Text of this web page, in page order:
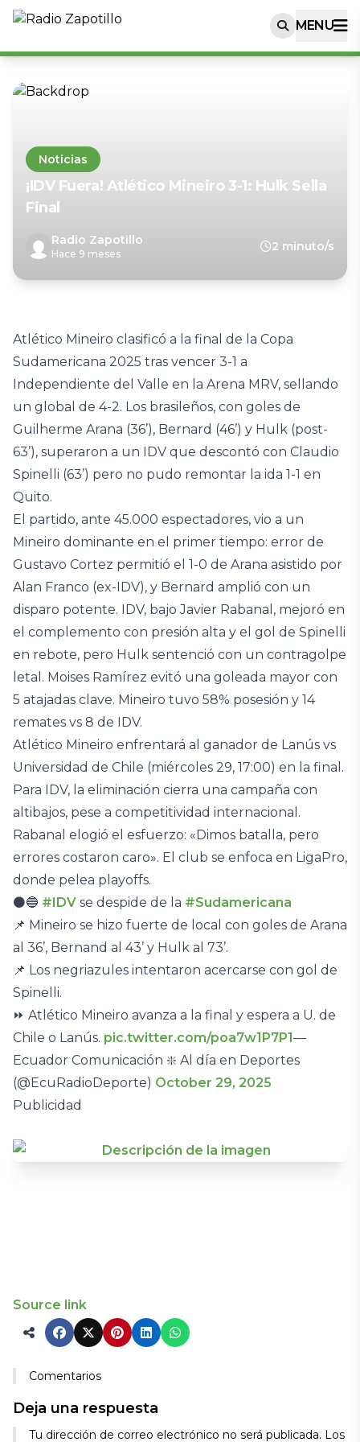
MENU
Noticias
¡IDV Fuera! Atlético Mineiro 3-1: Hulk Sella
Final
Radio Zapotillo
Hace 9 meses
2 minuto/s
Atlético Mineiro clasificó a la final de la Copa
Sudamericana 2025 tras vencer 3-1 a
Independiente del Valle en la Arena MRV, sellando
un global de 4-2. Los brasileños, con goles de
Guilherme Arana (36’), Bernard (46’) y Hulk (post-
63’), superaron a un IDV que descontó con Claudio
Spinelli (63’) pero no pudo remontar la ida 1-1 en
Quito.
El partido, ante 45.000 espectadores, vio a un
Mineiro dominante en el primer tiempo: error de
Gustavo Cortez permitió el 1-0 de Arana asistido por
Alan Franco (ex-IDV), y Bernard amplió con un
disparo potente. IDV, bajo Javier Rabanal, mejoró en
el complemento con presión alta y el gol de Spinelli
en rebote, pero Hulk sentenció con un contragolpe
letal. Moises Ramírez evitó una goleada mayor con
5 atajadas clave. Mineiro tuvo 58% posesión y 14
remates vs 8 de IDV.
Atlético Mineiro enfrentará al ganador de Lanús vs
Universidad de Chile (miércoles 29, 17:00) en la final.
Para IDV, la eliminación cierra una campaña con
altibajos, pese a competitividad internacional.
Rabanal elogió el esfuerzo: «Dimos batalla, pero
errores costaron caro». El club se enfoca en LigaPro,
donde pelea playoffs.
⚫️🔵 #IDV se despide de la #Sudamericana
📌 Mineiro se hizo fuerte de local con goles de Arana
al 36’, Bernand al 43’ y Hulk al 73’.
📌 Los negriazules intentaron acercarse con gol de
Spinelli.
⏩️ Atlético Mineiro avanza a la final y espera a U. de
Chile o Lanús. pic.twitter.com/poa7w1P7P1—
Ecuador Comunicación ❇️ Al día en Deportes
(@EcuRadioDeporte) October 29, 2025
Publicidad
Source link
Comentarios
Deja una respuesta
Tu dirección de correo electrónico no será publicada. Los